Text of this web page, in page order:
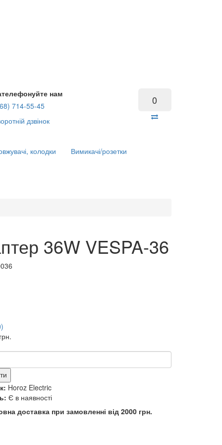
нам
714-55-45
дзвінок
0
колодки Вимикачі/розетки
36W VESPA-36
Horoz Electric
Є в наявності
доставка при замовленні від 2000 грн.